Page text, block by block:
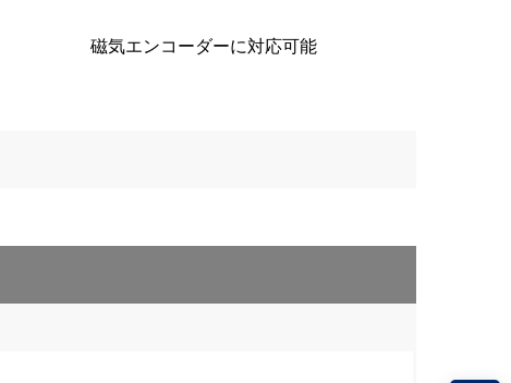
磁気エンコーダーに対応可能